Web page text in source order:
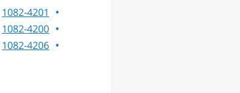
1082-4201
1082-4200
1082-4206